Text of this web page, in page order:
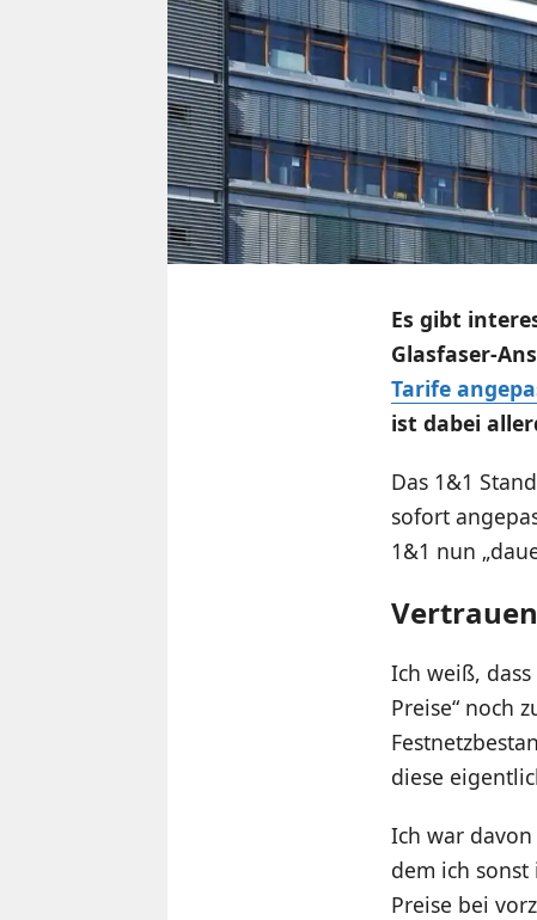
Es gibt
Glasfaser-
Tarife
ist dabei
Das 1&1
sofort
1&1 nun
Ich weiß,
Preise“ noch
diese
Ich war davon
dem ich
Preise bei